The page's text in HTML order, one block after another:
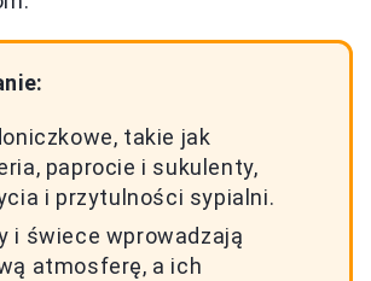
takie jak
paprocie i sukulenty,
i przytulności sypialni.
i świece wprowadzają
atmosferę, a ich